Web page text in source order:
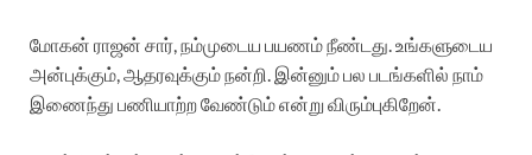
மோகன் ராஜன் சார், நம்முடைய பயணம் நீண்டது. உங்களுடைய
அன்புக்கும், ஆதரவுக்கும் நன்றி. இன்னும் பல படங்களில் நாம்
இணைந்து பணியாற்ற வேண்டும் என்று விரும்புகிறேன்.